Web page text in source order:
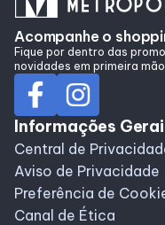
Delivery
Compre Online
Programa De
Acompanhe o
Fique por dentro das
novidades em primeira
Informações
Central de
Aviso de Privacidade
Preferência de
Canal de Ética